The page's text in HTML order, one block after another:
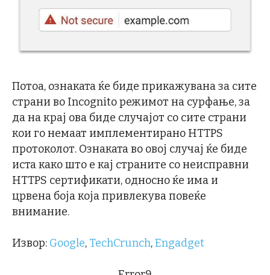
Потоа, ознаката ќе биде прикажувана за сите
страни во Incognito режимот на сурфање, за
да на крај ова биде случајот со сите страни
кои го немаат имплементирано HTTPS
протоколот. Ознаката во овој случај ќе биде
иста како што е кај страните со неисправни
HTTPS сертификати, односно ќе има и
црвена боја која привлекува повеќе
внимание.
Извор: Google, TechCrunch,Engadget